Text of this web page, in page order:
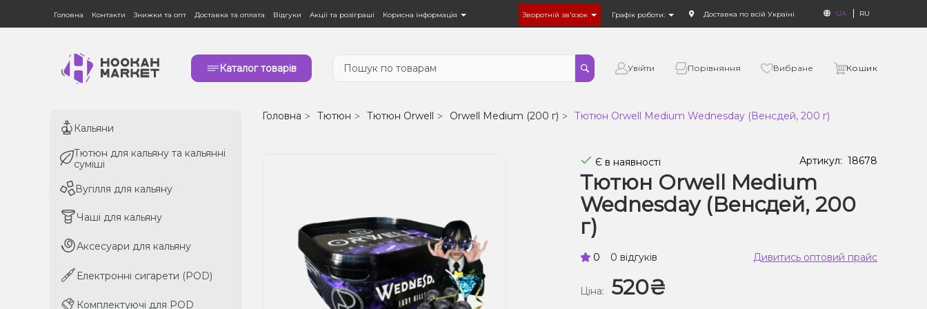
Головна Контакти Знижки та опт Доставка та оплата Відгуки Акції та розіграші Корисна інформація Зворотній зв'язок Графік роботи: Доставка по всій Україні UA RU
Каталог товарів Увійти Порівняння Вибране Кошик
Кальяни
Тютюн для кальяну та кальянні
суміші
Вугілля для кальяну
Чаші для кальяну
Аксесуари для кальяну
Електронні сигарети (POD)
Комплектуючі для POD
Кальяни
Тютюн для кальяну та кальянні
суміші
Вугілля для кальяну
Чаші для кальяну
Аксесуари для кальяну
Електронні сигарети (POD)
Комплектуючі для POD
Головна Тютюн Тютюн Orwell Orwell Medium (200 г) Тютюн Orwell Medium Wednesday (Венсдей, 200 г)
Є в наявності Артикул: 18678
Тютюн Orwell Medium
Wednesday (Венсдей, 200
г)
0 0 відгуків Дивитись оптовий прайс
Ціна: 520₴